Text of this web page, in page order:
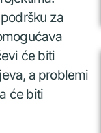
za
će biti
a problemi
će biti